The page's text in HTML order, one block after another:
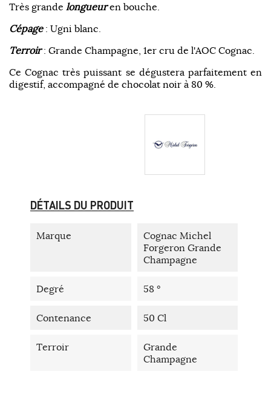
Très grande longueuren bouche.
Cépage: Ugni blanc.
Terroir: Grande Champagne, 1er cru de l'AOC Cognac.
Ce Cognac très puissant se dégustera parfaitement en
digestif, accompagné de chocolat noir à 80 %.
DÉTAILS DU PRODUIT
Marque
Cognac Michel
Forgeron Grande
Champagne
Degré 58 °
Contenance 50 Cl
Terroir
Grande
Champagne